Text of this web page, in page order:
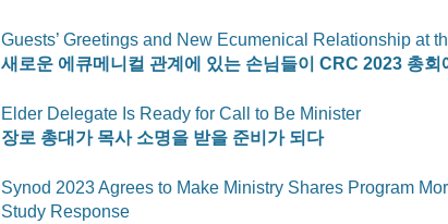
Guests’ Greetings and New Ecumenical Relationship at
새로운 에큐메니컬 관계에 있는 손님들이 CRC 2023 총회
Elder Delegate Is Ready for Call to Be Minister
장로 총대가 목사 소명을 받을 준비가 되다
Synod 2023 Agrees to Make Ministry Shares Program
Study Response